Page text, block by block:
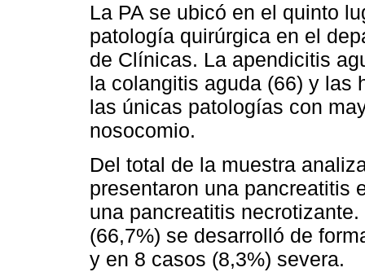
La PA se ubicó en el quinto
patología quirúrgica en el
de Clínicas. La apendicitis
la colangitis aguda (66) y las
las únicas patologías con
nosocomio.
Del total de la muestra
presentaron una pancreatitis
una pancreatitis
(66,7%) se desarrolló de
y en 8 casos (8,3%) severa.